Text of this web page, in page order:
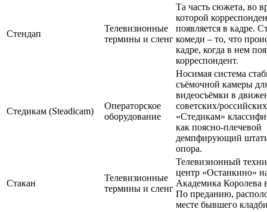
Стендап
Телевизионные
термины и сленг
Та часть сюжета, во
которой
появляется в кадре.
комеди – то, что
кадре, когда в нем
корреспондент.
Стедикам (Steadicam)
Операторское
оборудование
Носимая система
съёмочной камеры
видеосъёмки в
советских/
«Стедикам»
как поясно-плечевой
демпфирующий
опора.
Стакан
Телевизионные
термины и сленг
Телевизионный
центр «Останкино»
Академика Королева
По преданию,
месте бывшего